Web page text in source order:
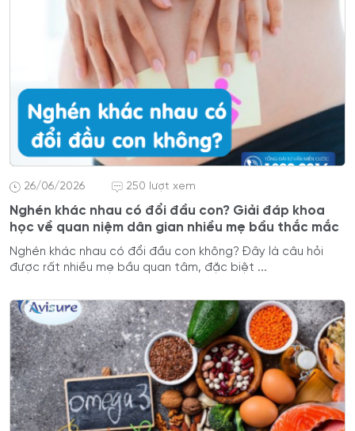
26/06/2026 250 lượt xem
Nghén khác nhau có đổi đầu con? Giải đáp khoa
học về quan niệm dân gian nhiều mẹ bầu thắc mắc
Nghén khác nhau có đổi đầu con không? Đây là câu hỏi
được rất nhiều mẹ bầu quan tâm, đặc biệt ...